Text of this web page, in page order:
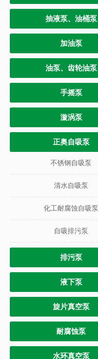
抽液泵、油桶泵
加油泵
油泵、齿轮油泵
手摇泵
漩涡泵
正奥自吸泵
不锈钢自吸泵
清水自吸泵
化工耐腐蚀自吸泵
自吸排污泵
排污泵
液下泵
旋片真空泵
耐腐蚀泵
水环真空泵